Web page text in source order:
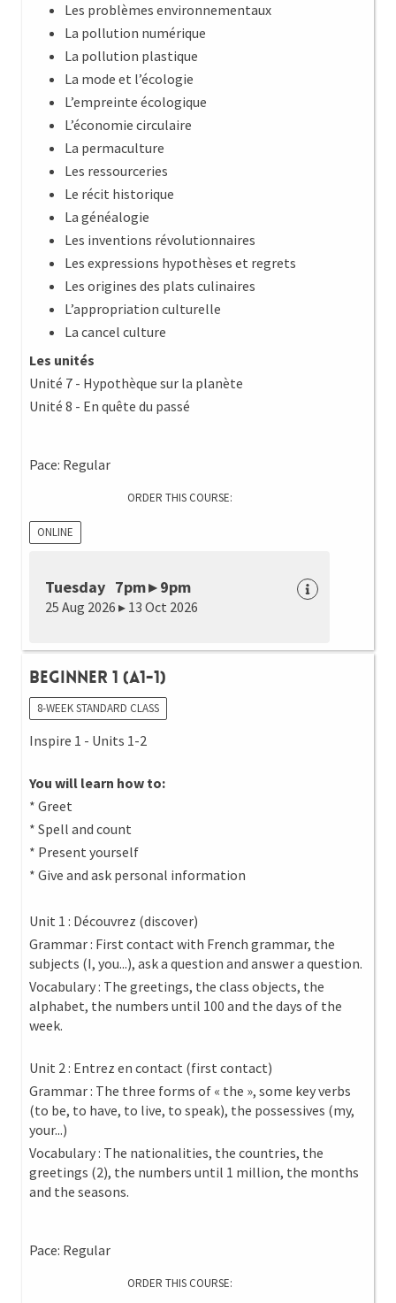
Les problèmes environnementaux
La pollution numérique
La pollution plastique
La mode et l’écologie
L’empreinte écologique
L’économie circulaire
La permaculture
Les ressourceries
Le récit historique
La généalogie
Les inventions révolutionnaires
Les expressions hypothèses et regrets
Les origines des plats culinaires
L’appropriation culturelle
La cancel culture
Les unités
Unité 7 - Hypothèque sur la planète
Unité 8 - En quête du passé
Pace: Regular
ORDER THIS COURSE:
ONLINE
Tuesday 7pm ▸ 9pm
25 Aug 2026 ▸ 13 Oct 2026
Beginner 1 (A1-1)
8-WEEK STANDARD CLASS
Inspire 1 - Units 1-2
You will learn how to:
* Greet
* Spell and count
* Present yourself
* Give and ask personal information
Unit 1 : Découvrez (discover)
Grammar : First contact with French grammar, the
subjects (I, you...), ask a question and answer a question.
Vocabulary : The greetings, the class objects, the
alphabet, the numbers until 100 and the days of the
week.
Unit 2 : Entrez en contact (first contact)
Grammar : The three forms of « the », some key verbs
(to be, to have, to live, to speak), the possessives (my,
your...)
Vocabulary : The nationalities, the countries, the
greetings (2), the numbers until 1 million, the months
and the seasons.
Pace: Regular
ORDER THIS COURSE: